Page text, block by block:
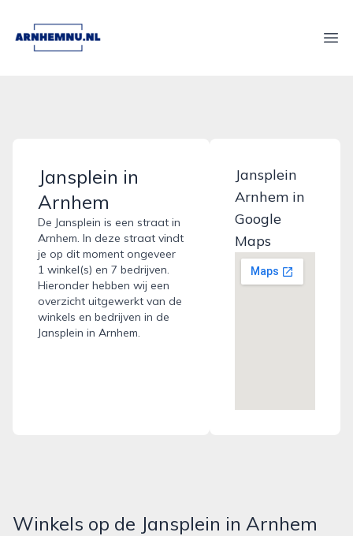
arnhemnu.nl
Jansplein in
Arnhem
De Jansplein is een straat in
Arnhem. In deze straat vindt
je op dit moment ongeveer
1 winkel(s) en 7 bedrijven.
Hieronder hebben wij een
overzicht uitgewerkt van de
winkels en bedrijven in de
Jansplein in Arnhem.
Jansplein
Arnhem in
Google
Maps
Winkels op de Jansplein in Arnhem